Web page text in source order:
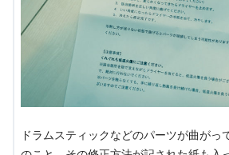
ドラムスティックなどのパーツが曲がっ